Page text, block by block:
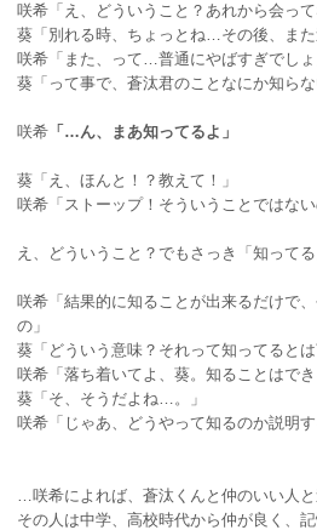
咲希「え、どういうこと？あれから会って
葵「別れる時、ちょっとね…その後、また
咲希「また、って…普通にやばすぎでしょ
葵「って事で、蒼汰君のことなにか知らな
咲希 「…ん、まあ知ってるよ」
葵「え、ほんと！？教えて！」
咲希「ストーップ！そういうことではない
え、どういうこと？でもさっき「知って
咲希「結果的に知ることが出来るだけで
の」
葵「どういう意味？それって知ってるとは
咲希「落ち着いてよ、葵。知ることはで
葵「そ、そうだよね…。」
咲希「じゃあ、どうやって知るのか説明す
…咲希によれば、蒼汰くんと仲のいい人
その人は中学、高校時代から仲が良く、